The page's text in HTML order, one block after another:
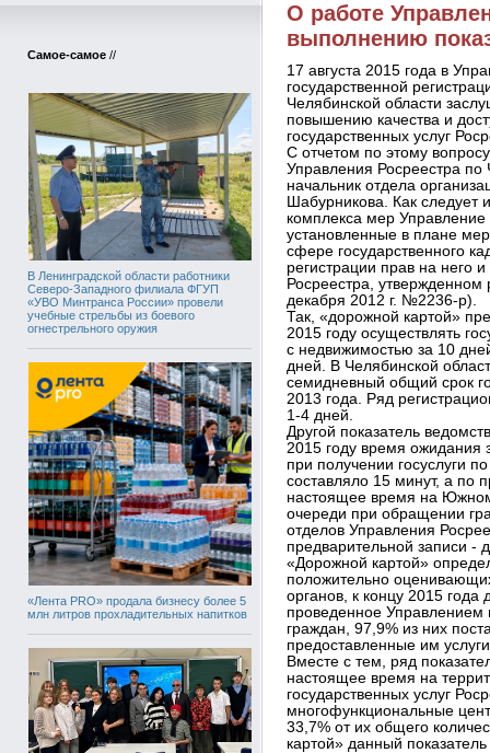
Самое-самое //
В Ленинградской области работники
Северо-Западного филиала ФГУП
«УВО Минтранса России» провели
учебные стрельбы из боевого
огнестрельного оружия
«Лента PRO» продала бизнесу более 5
млн литров прохладительных напитков
О работе
выполнению
17 августа 2015 года в
государственной
Челябинской области
повышению качества и
государственных услуг
С отчетом по этому
Управления Росреестра по
начальник отдела
Шабурникова. Как следует
комплекса мер
установленные в плане
сфере государственного
регистрации прав на него
Росреестра,
декабря 2012 г. №2236-р).
Так, «дорожной картой»
2015 году осуществлять
с недвижимостью за 10
дней. В Челябинской
семидневный общий срок
2013 года. Ряд
1-4 дней.
Другой показатель
2015 году время ожидания
при получении госуслуги
составляло 15 минут, а по
настоящее время на
очереди при обращении
отделов Управления
предварительной записи -
«Дорожной картой»
положительно
органов, к концу 2015 года
проведенное Управлением
граждан, 97,9% из них
предоставленные им
Вместе с тем, ряд
настоящее время на
государственных услуг
многофункциональные
33,7% от их общего
картой» данный